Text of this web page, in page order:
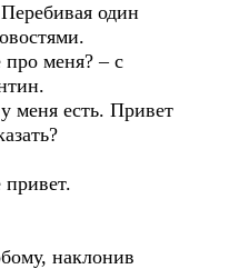
один
про меня? – с
меня есть. Привет
привет.
наклонив